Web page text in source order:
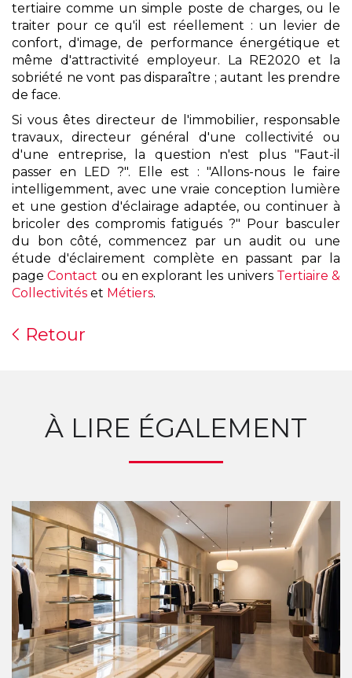
tertiaire comme un simple poste de charges, ou le
traiter pour ce qu'il est réellement : un levier de
confort, d'image, de performance énergétique et
même d'attractivité employeur. La RE2020 et la
sobriété ne vont pas disparaître ; autant les prendre
de face.
Si vous êtes directeur de l'immobilier, responsable
travaux, directeur général d'une collectivité ou
d'une entreprise, la question n'est plus "Faut-il
passer en LED ?". Elle est : "Allons-nous le faire
intelligemment, avec une vraie conception lumière
et une gestion d'éclairage adaptée, ou continuer à
bricoler des compromis fatigués ?" Pour basculer
du bon côté, commencez par un audit ou une
étude d'éclairement complète en passant par la
pageContact ou en explorant les univers Tertiaire &
Collectivités et Métiers.
Retour
À LIRE ÉGALEMENT